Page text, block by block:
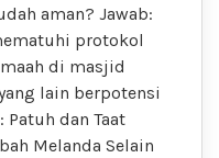
aman? Jawab:
protokol
di masjid
lain berpotensi
Patuh dan Taat
Melanda Selain